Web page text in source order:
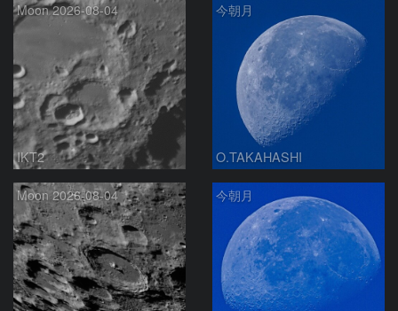
Moon 2026-08-04
IKT2
今朝月
O.TAKAHASHI
Moon 2026-08-04 今朝月